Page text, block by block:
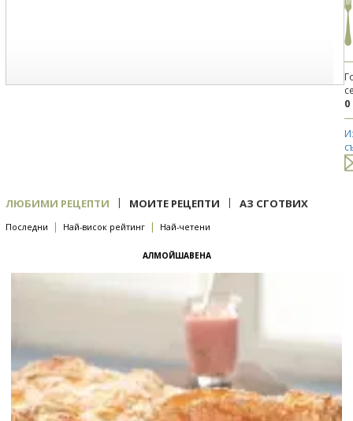
0
ЛЮБИМИ РЕЦЕПТИ | МОИТЕ РЕЦЕПТИ | АЗ СГОТВИХ
Последни | Най-висок рейтинг | Най-четени
АЛМОЙШАВЕНА